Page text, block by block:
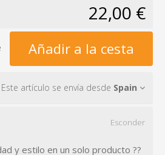
22,00 €
Añadir a la cesta
Este artículo se envía desde Spain
Esconder
y estilo en un solo producto ??